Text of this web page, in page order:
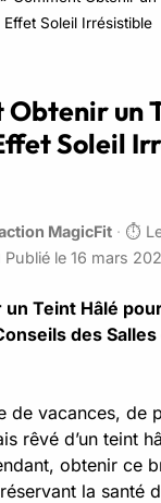
Effet Soleil Irrésistible
Obtenir un
Soleil
MagicFit · ⏱️
Publié le 16 mars
Teint Hâlé
des
de vacances, de
rêvé d’un teint
obtenir ce
la santé